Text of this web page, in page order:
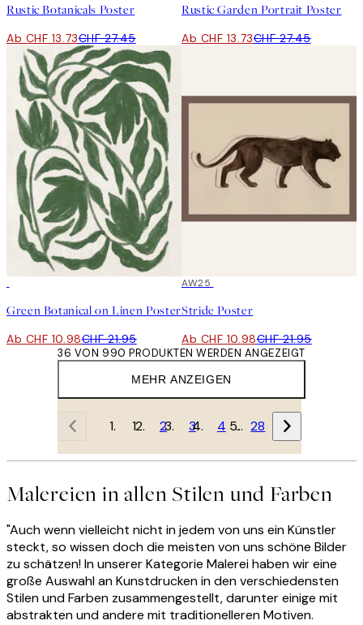
Rustic Botanicals Poster
Ab CHF 13.73CHF 27.45
Rustic Garden Portrait Poster
Ab CHF 13.73CHF 27.45
Green Botanical on Linen Poster
Ab CHF 10.98CHF 21.95
50%*
AW25
Stride Poster
Ab CHF 10.98CHF 21.95
MEHR ANZEIGEN
36 VON 990 PRODUKTEN WERDEN ANGEZEIGT
1 2 3 4 … 28
Malereien in allen Stilen und Farben
"Auch wenn vielleicht nicht in jedem von uns ein Künstler
steckt, so wissen doch die meisten von uns schöne Bilder
zu schätzen! In unserer Kategorie Malerei haben wir eine
große Auswahl an Kunstdrucken in den verschiedensten
Stilen und Farben zusammengestellt, darunter einige mit
abstrakten und andere mit traditionelleren Motiven.